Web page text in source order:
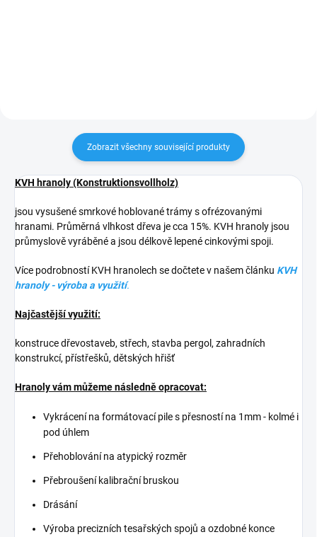
Zobrazit všechny související produkty
KVH hranoly (Konstruktionsvollholz)
jsou vysušené smrkové hoblované trámy s ofrézovanými
hranami. Průměrná vlhkost dřeva je cca 15%. KVH hranoly jsou
průmyslově vyráběné a jsou délkově lepené cinkovými spoji.
Více podrobností KVH hranolech se dočtete v našem článku KVH
hranoly - výroba a využití.
Najčastější využití:
konstruce dřevostaveb, střech, stavba pergol, zahradních
konstrukcí, přístřešků, dětských hřišť
Hranoly vám můžeme následně opracovat:
Vykrácení na formátovací pile s přesností na 1mm - kolmé i
pod úhlem
Přehoblování na atypický rozměr
Přebroušení kalibrační bruskou
Drásání
Výroba precizních tesařských spojů a ozdobné konce